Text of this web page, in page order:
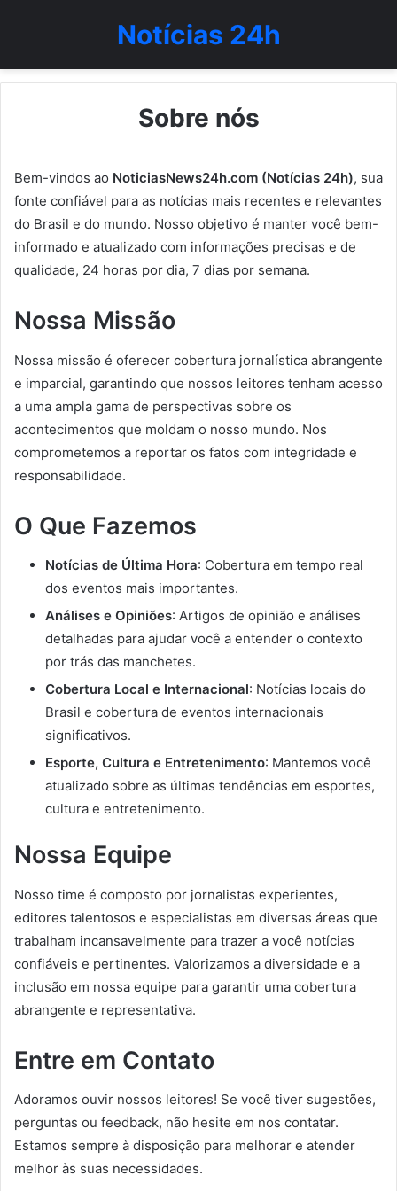
Notícias 24h
Sobre nós
Bem-vindos ao NoticiasNews24h.com (Notícias 24h), sua
fonte confiável para as notícias mais recentes e relevantes
do Brasil e do mundo. Nosso objetivo é manter você bem-
informado e atualizado com informações precisas e de
qualidade, 24 horas por dia, 7 dias por semana.
Nossa Missão
Nossa missão é oferecer cobertura jornalística abrangente
e imparcial, garantindo que nossos leitores tenham acesso
a uma ampla gama de perspectivas sobre os
acontecimentos que moldam o nosso mundo. Nos
comprometemos a reportar os fatos com integridade e
responsabilidade.
O Que Fazemos
Notícias de Última Hora: Cobertura em tempo real
dos eventos mais importantes.
Análises e Opiniões: Artigos de opinião e análises
detalhadas para ajudar você a entender o contexto
por trás das manchetes.
Cobertura Local e Internacional: Notícias locais do
Brasil e cobertura de eventos internacionais
significativos.
Esporte, Cultura e Entretenimento: Mantemos você
atualizado sobre as últimas tendências em esportes,
cultura e entretenimento.
Nossa Equipe
Nosso time é composto por jornalistas experientes,
editores talentosos e especialistas em diversas áreas que
trabalham incansavelmente para trazer a você notícias
confiáveis e pertinentes. Valorizamos a diversidade e a
inclusão em nossa equipe para garantir uma cobertura
abrangente e representativa.
Entre em Contato
Adoramos ouvir nossos leitores! Se você tiver sugestões,
perguntas ou feedback, não hesite em nos contatar.
Estamos sempre à disposição para melhorar e atender
melhor às suas necessidades.